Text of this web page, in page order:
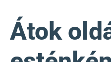
Átok